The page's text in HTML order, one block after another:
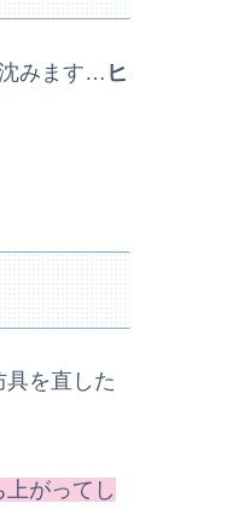
みます… ヒ
具を直した
がってし